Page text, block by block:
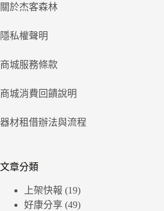
關於杰客森林
隱私權聲明
商城服務條款
商城消費回饋說明
器材租借辦法與流程
文章分類
上架快報 (19)
好康分享 (49)